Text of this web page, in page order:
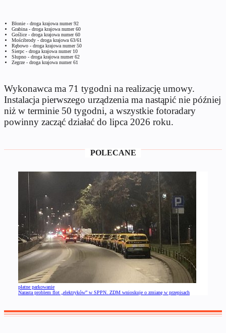
Błonie - droga krajowa numer 92
Grabina - droga krajowa numer 60
Goślice - droga krajowa numer 60
Mościbrody - droga krajowa 63/61
Rębowo - droga krajowa numer 50
Sierpc - droga krajowa numer 10
Słupno - droga krajowa numer 62
Zegrze - droga krajowa numer 61
Wykonawca ma 71 tygodni na realizację umowy.
Instalacja pierwszego urządzenia ma nastąpić nie później
niż w terminie 50 tygodni, a wszystkie fotoradary
powinny zacząć działać do lipca 2026 roku.
POLECANE
płatne parkowanie
Narasta problem flot „elektryków” w SPPN. ZDM wnioskuje o zmianę w przepisach